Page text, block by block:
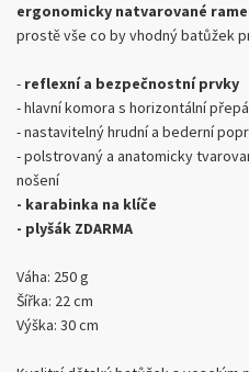
ergonomicky natvarované
prostě vše co by vhodný batůžek
- reflexní a bezpečnostní prvky
- hlavní komora s horizontální
- nastavitelný hrudní a bederní
- polstrovaný a anatomicky
nošení
- karabinka na klíče
- plyšák ZDARMA
Váha: 250 g
Šířka: 22 cm
Výška: 30 cm